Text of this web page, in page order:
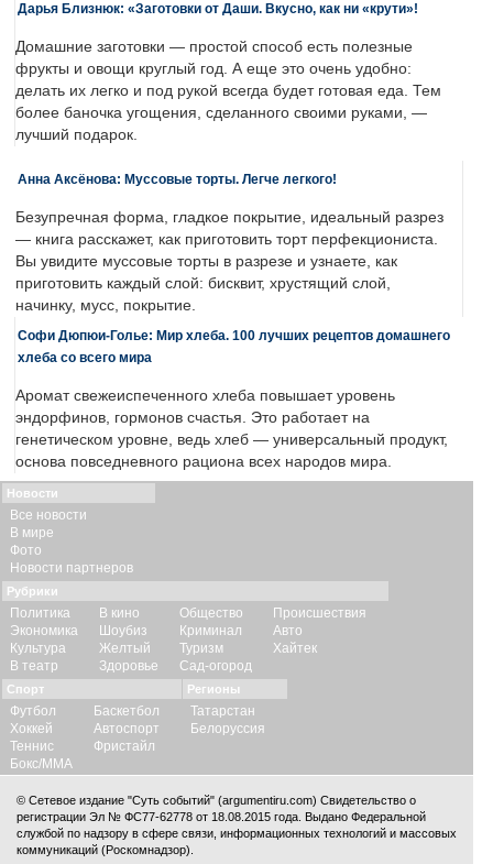
Дарья Близнюк: «Заготовки от Даши. Вкусно, как ни «крути»!
Домашние заготовки — простой способ есть полезные
фрукты и овощи круглый год. А еще это очень удобно:
делать их легко и под рукой всегда будет готовая еда. Тем
более баночка угощения, сделанного своими руками, —
лучший подарок.
Анна Аксёнова: Муссовые торты. Легче легкого!
Безупречная форма, гладкое покрытие, идеальный разрез
— книга расскажет, как приготовить торт перфекциониста.
Вы увидите муссовые торты в разрезе и узнаете, как
приготовить каждый слой: бисквит, хрустящий слой,
начинку, мусс, покрытие.
Софи Дюпюи-Голье: Мир хлеба. 100 лучших рецептов домашнего
хлеба со всего мира
Аромат свежеиспеченного хлеба повышает уровень
эндорфинов, гормонов счастья. Это работает на
генетическом уровне, ведь хлеб — универсальный продукт,
основа повседневного рациона всех народов мира.
Новости
Все новости
В мире
Фото
Новости партнеров
Рубрики
Политика
Экономика
Культура
В театр
В кино
Шоубиз
Желтый
Здоровье
Общество
Криминал
Туризм
Сад-огород
Происшествия
Авто
Хайтек
Спорт
Футбол
Хоккей
Теннис
Бокс/ММА
Баскетбол
Автоспорт
Фристайл
Регионы
Татарстан
Белоруссия
© Сетевое издание "Суть событий" (argumentiru.com) Свидетельство о
регистрации Эл № ФС77-62778 от 18.08.2015 года. Выдано Федеральной
службой по надзору в сфере связи, информационных технологий и массовых
коммуникаций (Роскомнадзор).